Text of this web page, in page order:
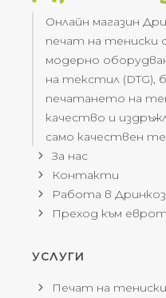
Онлайн магазин
печат на тениски
модерно
на текстил (DTG),
печатането на
качество и
само качествен
За нас
Контакти
Работа в
Преход към
УСЛУГИ
Печат на